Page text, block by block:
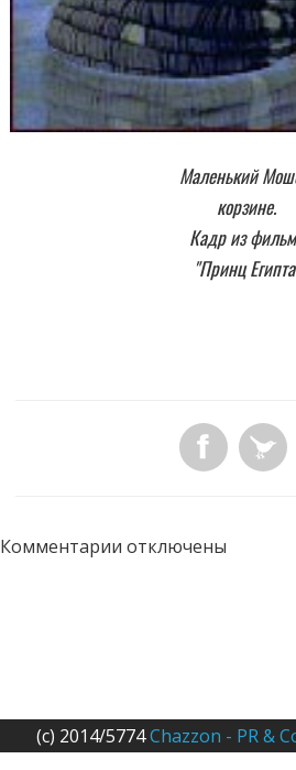
Маленький
корзине.
Кадр из
"Принц
Комментарии отключены
(c) 2014/5774Chazzon - PR &